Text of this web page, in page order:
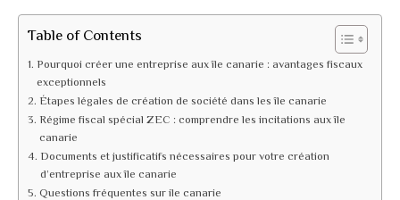
Table of Contents
Pourquoi créer une entreprise aux île canarie : avantages fiscaux
exceptionnels
Étapes légales de création de société dans les île canarie
Régime fiscal spécial ZEC : comprendre les incitations aux île
canarie
Documents et justificatifs nécessaires pour votre création
d’entreprise aux île canarie
Questions fréquentes sur ile canarie